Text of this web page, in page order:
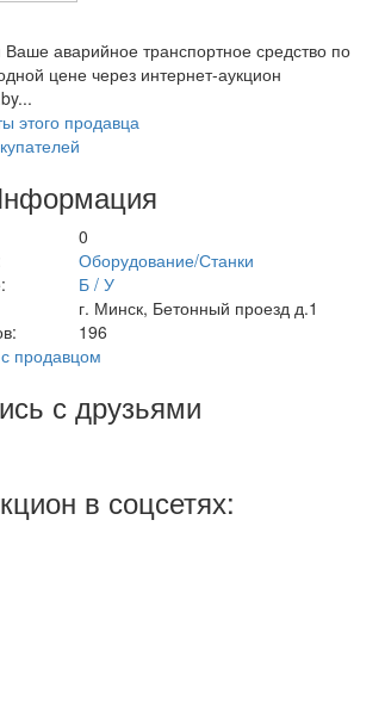
Ваше аварийное транспортное средство по
цене через интернет-аукцион
этого продавца
0
Оборудование/Станки
Б / У
г. Минск, Бетонный проезд д.1
196
продавцом
с друзьями
в соцсетях: